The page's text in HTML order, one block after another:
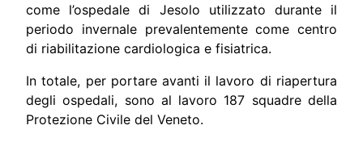
come l’ospedale di Jesolo utilizzato durante il
periodo invernale prevalentemente come centro
di riabilitazione cardiologica e fisiatrica.
In totale, per portare avanti il lavoro di riapertura
degli ospedali, sono al lavoro 187 squadre della
Protezione Civile del Veneto.